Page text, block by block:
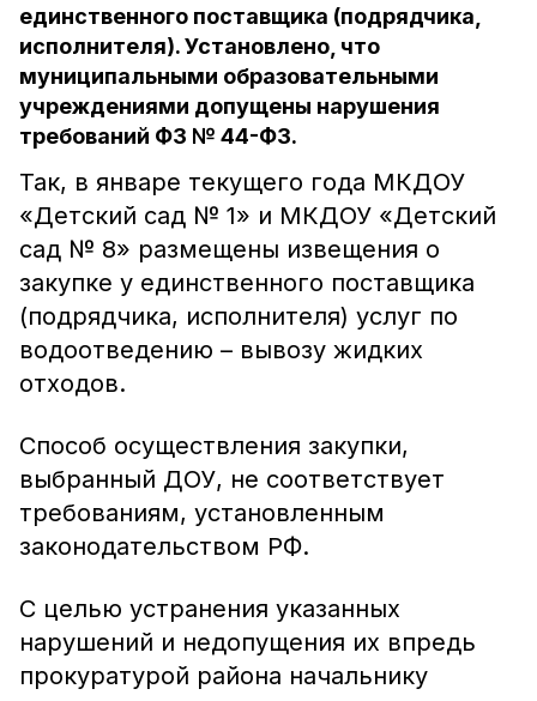
единственного поставщика (подрядчика,
исполнителя). Установлено, что
муниципальными образовательными
учреждениями допущены нарушения
требований ФЗ № 44-ФЗ.
Так, в январе текущего года МКДОУ
«Детский сад № 1» и МКДОУ «Детский
сад № 8» размещены извещения о
закупке у единственного поставщика
(подрядчика, исполнителя) услуг по
водоотведению – вывозу жидких
отходов.
Способ осуществления закупки,
выбранный ДОУ, не соответствует
требованиям, установленным
законодательством РФ.
С целью устранения указанных
нарушений и недопущения их впредь
прокуратурой района начальнику